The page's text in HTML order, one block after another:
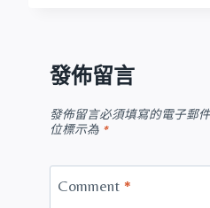
發佈留言
發佈留言必須填寫的電子郵
位標示為 *
Comment *